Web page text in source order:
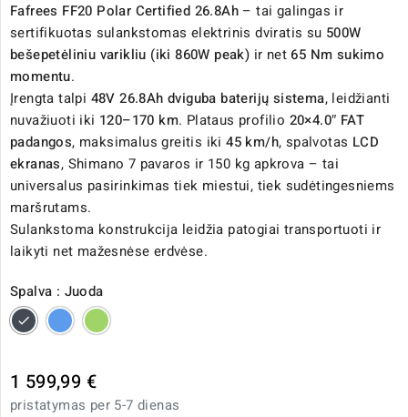
Fafrees FF20 Polar Certified 26.8Ah– tai galingas ir
sertifikuotas sulankstomas elektrinis dviratis su 500W
bešepetėliniu varikliu (iki 860W peak) ir net 65 Nm sukimo
momentu.
Įrengta talpi 48V 26.8Ah dviguba baterijų sistema, leidžianti
nuvažiuoti iki 120–170 km. Plataus profilio 20×4.0″ FAT
padangos, maksimalus greitis iki45 km/h, spalvotas LCD
ekranas, Shimano 7 pavaros ir 150 kg apkrova – tai
universalus pasirinkimas tiek miestui, tiek sudėtingesniems
maršrutams.
Sulankstoma konstrukcija leidžia patogiai transportuoti ir
laikyti net mažesnėse erdvėse.
Spalva : Juoda
JuodaMėlynaŽalia
1 599,99 €
pristatymas per 5-7 dienas